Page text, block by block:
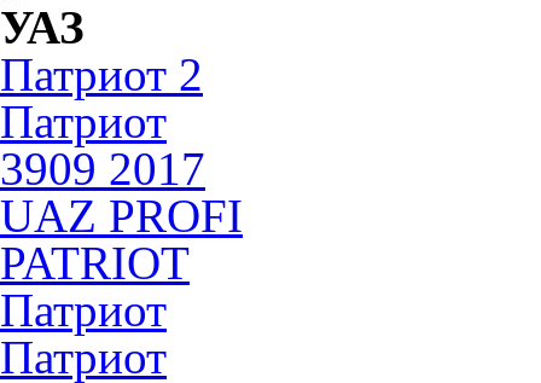
УАЗ
Патриот 2
Патриот
3909 2017
UAZ PROFI
PATRIOT
Патриот
Патриот